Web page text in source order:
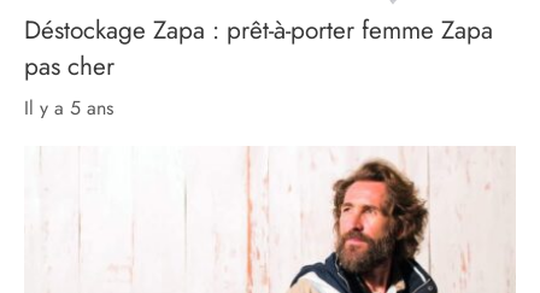
Déstockage Zapa : prêt-à-porter femme Zapa
pas cher
il y a 5 ans